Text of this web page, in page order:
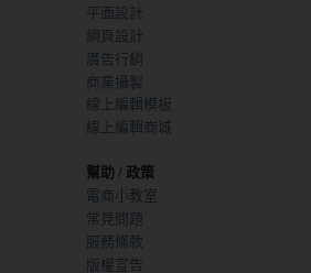
平面設計
網頁設計
廣告行銷
商業攝製
線上編輯模板
線上編輯商城
幫助 / 政策
電商小教室
常見問題
服務條款
版權宣告